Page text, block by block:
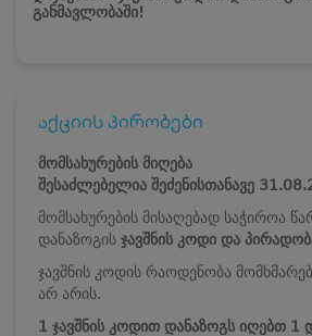
განმავლობაში!
აქციის პირობები
მომსახურების მიღება
შესაძლებელია შეძენისთანავე
მომსახურების მისაღებად საჭიროა
დანაზოგის ჯავშნის კოდი და
ჯავშნის კოდის რაოდენობა
არ არის.
1 ჯავშნის კოდით დანაზოგს იღებთ 1